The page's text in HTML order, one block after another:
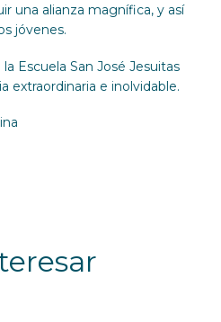
una alianza magnífica, y así
jóvenes.
Escuela San José Jesuitas
extraordinaria e inolvidable.